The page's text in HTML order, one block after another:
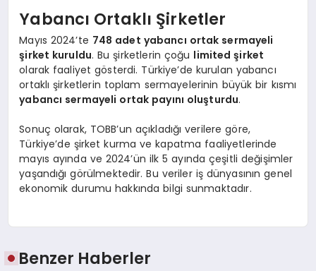
Yabancı Ortaklı Şirketler
Mayıs 2024’te 748 adet yabancı ortak sermayeli
şirket kuruldu. Bu şirketlerin çoğu limited şirket
olarak faaliyet gösterdi. Türkiye’de kurulan yabancı
ortaklı şirketlerin toplam sermayelerinin büyük bir kısmı
yabancı sermayeli ortak payını oluşturdu.
Sonuç olarak, TOBB’un açıkladığı verilere göre,
Türkiye’de şirket kurma ve kapatma faaliyetlerinde
mayıs ayında ve 2024’ün ilk 5 ayında çeşitli değişimler
yaşandığı görülmektedir. Bu veriler iş dünyasının genel
ekonomik durumu hakkında bilgi sunmaktadır.
Benzer Haberler